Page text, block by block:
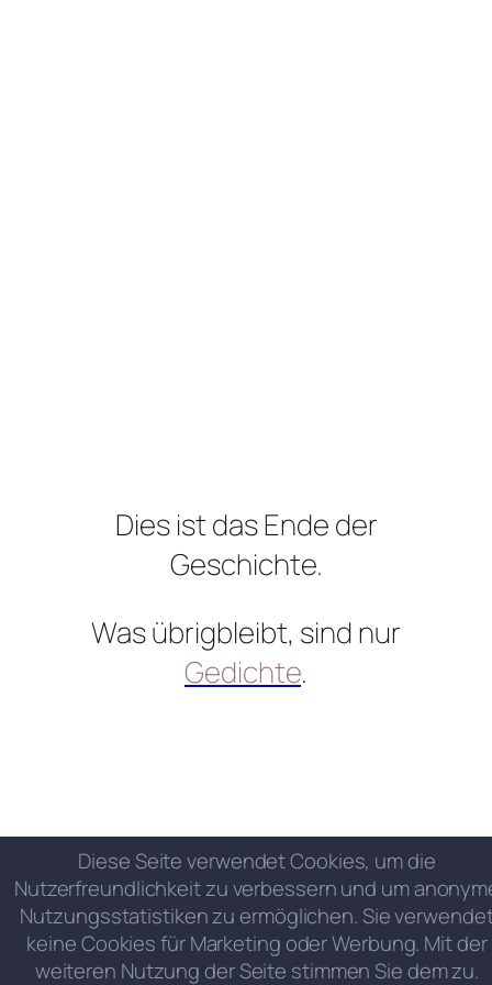
Dies ist das Ende der
Geschichte.
Was übrigbleibt, sind nur
Gedichte.
Diese Seite verwendet Cookies, um die
Nutzerfreundlichkeit zu verbessern und um
Nutzungsstatistiken zu ermöglichen. Sie
keine Cookies für Marketing oder Werbung. Mit der
weiteren Nutzung der Seite stimmen Sie dem zu.